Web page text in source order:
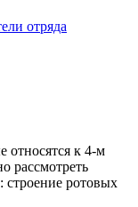
отряда
относятся к 4-м
рассмотреть
строение ротовых